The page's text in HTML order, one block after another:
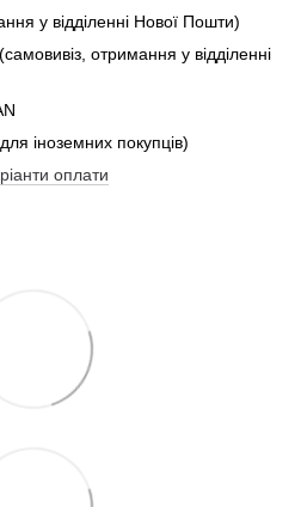
у відділенні Нової Пошти)
(самовивіз, отримання у відділенні
іноземних покупців)
оплати